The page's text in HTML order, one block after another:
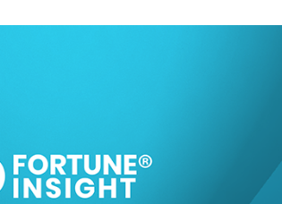
1125億美元
干預創新高
費表現
失近6900萬元